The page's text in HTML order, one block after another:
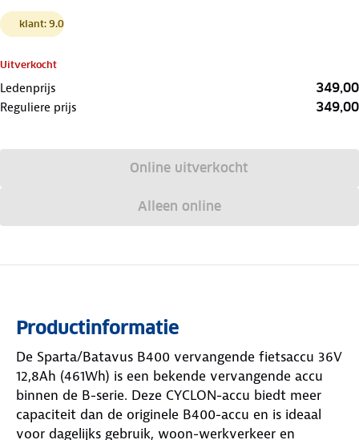
klant: 9.0
Uitverkocht
Ledenprijs 349,00
Reguliere prijs 349,00
Online uitverkocht
Alleen online
Productinformatie
De Sparta/Batavus B400 vervangende fietsaccu 36V
12,8Ah (461Wh) is een bekende vervangende accu
binnen de B-serie. Deze CYCLON-accu biedt meer
capaciteit dan de originele B400-accu en is ideaal
voor dagelijks gebruik, woon-werkverkeer en